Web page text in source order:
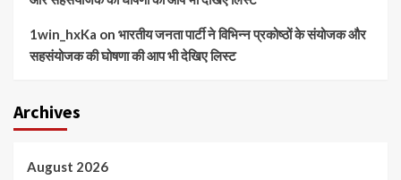
1win_hxKa on भारतीय जनता पार्टी ने विभिन्न प्रकोष्ठों के संयोजक और
सहसंयोजक की घोषणा की आप भी देखिए लिस्ट
Archives
August 2026